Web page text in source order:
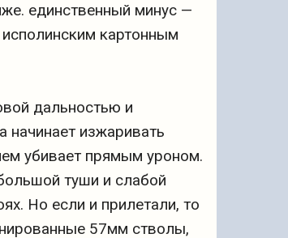
единственный минус —
картонным
дальностью и
изжаривать
убивает прямым уроном.
туши и слабой
Но если и прилетали, то
57мм стволы,